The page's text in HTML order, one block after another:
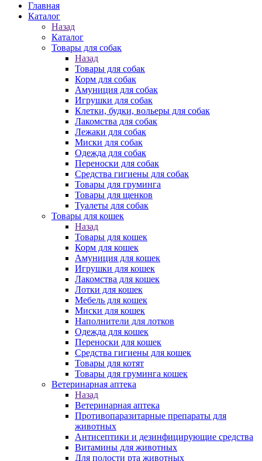
Главная
Каталог
Назад
Каталог
Товары для собак
Назад
Товары для собак
Корм для собак
Амуниция для собак
Игрушки для собак
Клетки, будки, вольеры для собак
Лакомства для собак
Лежаки для собак
Миски для собак
Одежда для собак
Переноски для собак
Средства гигиены для собак
Товары для груминга
Товары для щенков
Туалеты для собак
Товары для кошек
Назад
Товары для кошек
Корм для кошек
Амуниция для кошек
Игрушки для кошек
Лакомства для кошек
Лотки для кошек
Мебель для кошек
Миски для кошек
Наполнители для лотков
Одежда для кошек
Переноски для кошек
Средства гигиены для кошек
Товары для котят
Товары для груминга кошек
Ветеринарная аптека
Назад
Ветеринарная аптека
Противопаразитарные препараты для
животных
Антисептики и дезинфицирующие средства
Витамины для животных
Для полости рта животных